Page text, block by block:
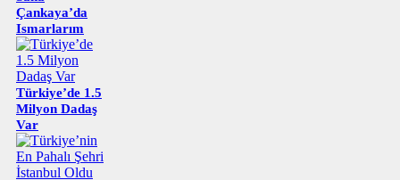
Çankaya’da
Ismarlarım
Türkiye’de 1.5
Milyon Dadaş
Var